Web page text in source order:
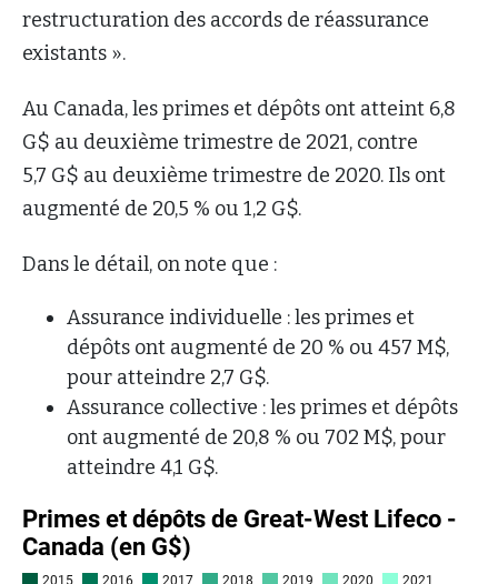
restructuration des accords de réassurance
existants ».
Au Canada, les primes et dépôts ont atteint 6,8
G$ au deuxième trimestre de 2021, contre
5,7 G$ au deuxième trimestre de 2020. Ils ont
augmenté de 20,5 % ou 1,2 G$.
Dans le détail, on note que :
Assurance individuelle : les primes et
dépôts ont augmenté de 20 % ou 457 M$,
pour atteindre 2,7 G$.
Assurance collective : les primes et dépôts
ont augmenté de 20,8 % ou 702 M$, pour
atteindre 4,1 G$.